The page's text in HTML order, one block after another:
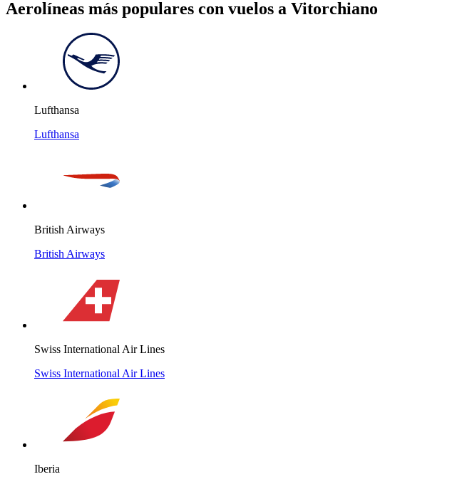
Aerolíneas más populares con vuelos a Vitorchiano
Lufthansa
Lufthansa
British Airways
British Airways
Swiss International Air Lines
Swiss International Air Lines
Iberia